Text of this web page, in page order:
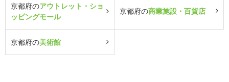
京都府のアウトレット・ショ
ッピングモール
京都府の商業施設・百貨店
京都府の美術館